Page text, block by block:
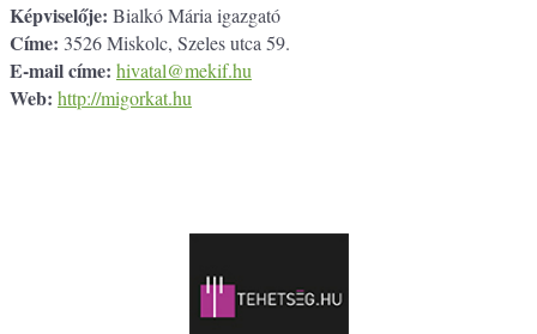
Képviselője: Bialkó Mária igazgató
Címe: 3526 Miskolc, Szeles utca 59.
E-mail címe: hivatal@mekif.hu
Web: http://migorkat.hu